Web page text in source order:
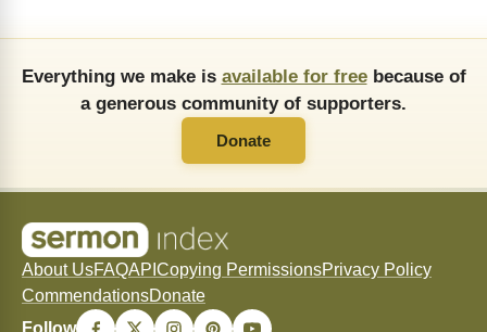
Everything we make is available for freebecause of
a generous community of supporters.
Donate
About UsFAQAPI Copying PermissionsPrivacy Policy
CommendationsDonate